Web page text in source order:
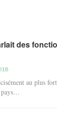
des
au plus
pays…